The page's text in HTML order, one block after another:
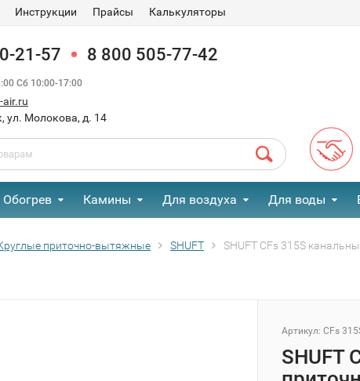
Инструкции Прайсы Калькуляторы
21-57 8 800 505-77-42
Сб 10:00-17:00
air.ru
ул. Молокова, д. 14
Обогрев Камины Для воздуха Для воды
приточно-вытяжные SHUFT SHUFT CFs 315S
Артикул: CFs
SHUFT